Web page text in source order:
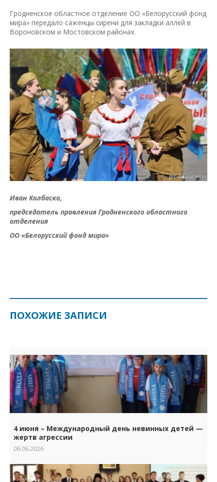
Гродненское областное отделение ОО «Белорусский фонд
мира» передало саженцы сирени для закладки аллей в
Вороновском и Мостовском районах.
Иван Колбаско,
председатель правления Гродненского областного
отделения
ОО «Белорусский фонд мира»
ПОХОЖИЕ ЗАПИСИ
4 июня – Международный день невинных детей —
жертв агрессии
06.06.2026